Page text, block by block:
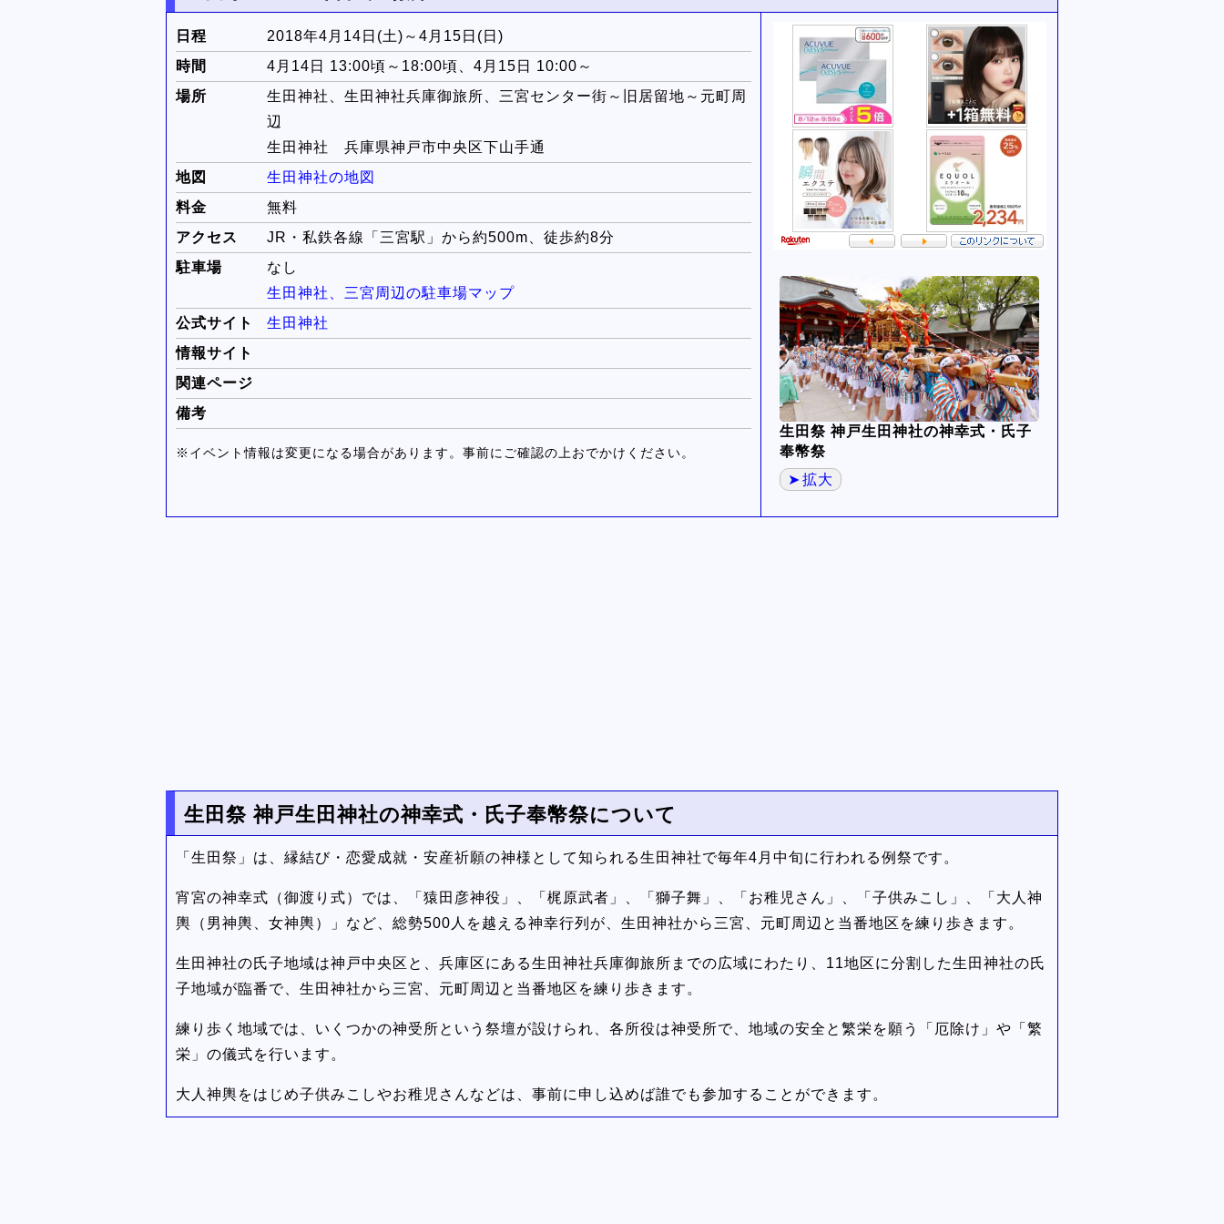
日程
2018年4月14日(土)～4月15日(日)
時間
4月14日 13:00頃～18:00頃、4月15日 10:00～
場所
生田神社、生田神社兵庫御旅所、三宮センター街～旧居留地～元町周
辺
生田神社 兵庫県神戸市中央区下山手通
地図
生田神社の地図
料金
無料
アクセス
JR・私鉄各線「三宮駅」から約500m、徒歩約8分
駐車場
なし
生田神社、三宮周辺の駐車場マップ
公式サイト
生田神社
情報サイト
関連ページ
備考
※イベント情報は変更になる場合があります。事前にご確認の上おでかけください。
生田祭 神戸生田神社の神幸式・氏子
奉幣祭
拡大
生田祭 神戸生田神社の神幸式・氏子奉幣祭について
「生田祭」は、縁結び・恋愛成就・安産祈願の神様として知られる生田神社で毎年4月中旬に行われる例祭です。
宵宮の神幸式（御渡り式）では、「猿田彦神役」、「梶原武者」、「獅子舞」、「お稚児さん」、「子供みこし」、「大人神
輿（男神輿、女神輿）」など、総勢500人を越える神幸行列が、生田神社から三宮、元町周辺と当番地区を練り歩きます。
生田神社の氏子地域は神戸中央区と、兵庫区にある生田神社兵庫御旅所までの広域にわたり、11地区に分割した生田神社の氏
子地域が臨番で、生田神社から三宮、元町周辺と当番地区を練り歩きます。
練り歩く地域では、いくつかの神受所という祭壇が設けられ、各所役は神受所で、地域の安全と繁栄を願う「厄除け」や「繁
栄」の儀式を行います。
大人神輿をはじめ子供みこしやお稚児さんなどは、事前に申し込めば誰でも参加することができます。